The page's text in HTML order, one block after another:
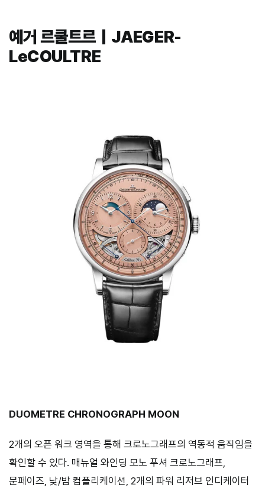
예거 르쿨트르｜JAEGER-
LeCOULTRE
DUOMETRE CHRONOGRAPH MOON
2개의 오픈 워크 영역을 통해 크로노그래프의 역동적 움직임을
확인할 수 있다. 매뉴얼 와인딩 모노 푸셔 크로노그래프,
문페이즈, 낮/밤 컴플리케이션, 2개의 파워 리저브 인디케이터